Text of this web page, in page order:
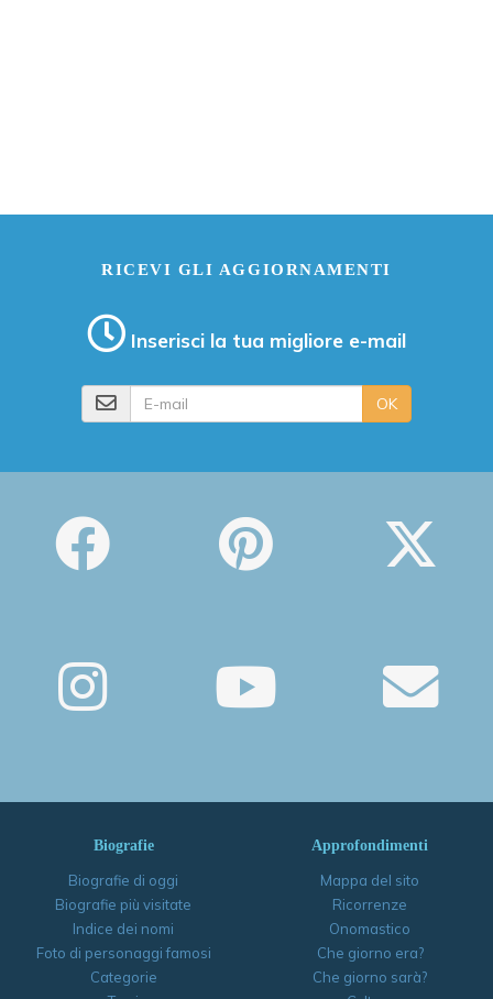
RICEVI GLI AGGIORNAMENTI
Inserisci la tua migliore e-mail
OK
Biografie
Biografie di oggi
Biografie più visitate
Indice dei nomi
Foto di personaggi famosi
Categorie
Approfondimenti
Mappa del sito
Ricorrenze
Onomastico
Che giorno era?
Che giorno sarà?